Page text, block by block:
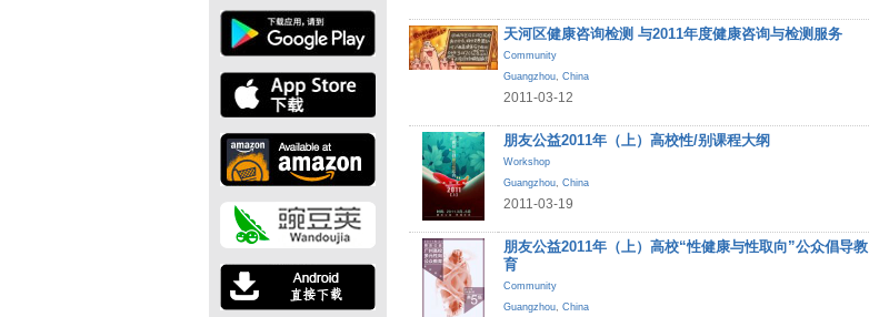
天河区健康咨询检测 与2011年度健康咨询与检测服务
Community
Guangzhou, China
2011-03-12
朋友公益2011年（上）高校性/别课程大纲
Workshop
Guangzhou, China
2011-03-19
朋友公益2011年（上）高校“性健康与性取向”公众倡导教
育
Community
Guangzhou, China